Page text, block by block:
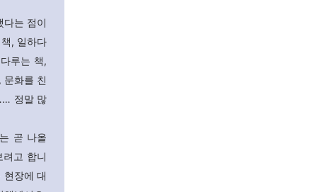
다는 점이
, 일하다
루는 책,
문화를 친
정말 많
곧 나올
고 합니
현장에 대